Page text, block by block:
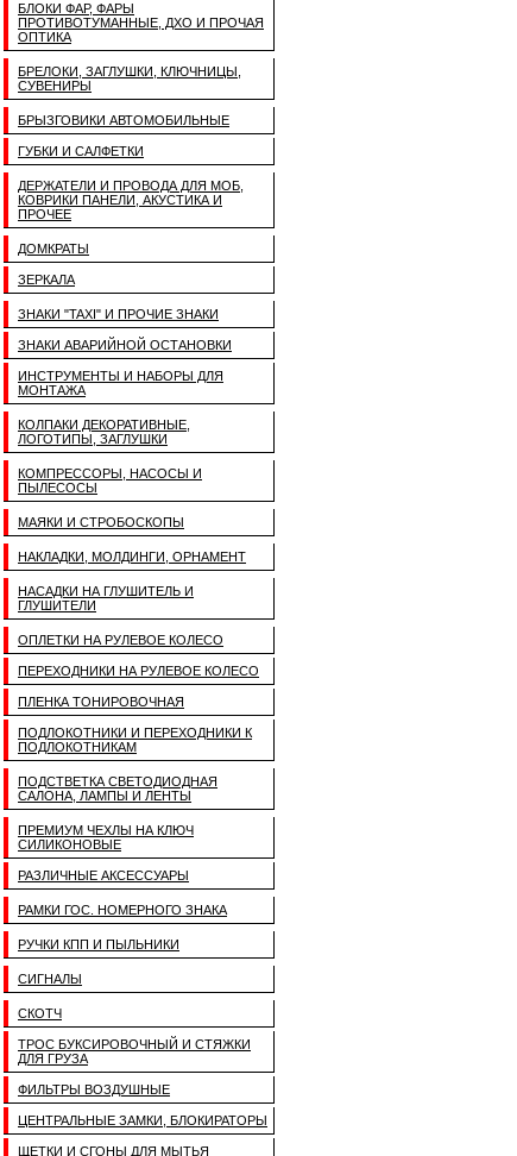
БЛОКИ ФАР, ФАРЫ
ПРОТИВОТУМАННЫЕ, ДХО И ПРОЧАЯ
ОПТИКА
БРЕЛОКИ, ЗАГЛУШКИ, КЛЮЧНИЦЫ,
СУВЕНИРЫ
БРЫЗГОВИКИ АВТОМОБИЛЬНЫЕ
ГУБКИ И САЛФЕТКИ
ДЕРЖАТЕЛИ И ПРОВОДА ДЛЯ МОБ,
КОВРИКИ ПАНЕЛИ, АКУСТИКА И
ПРОЧЕЕ
ДОМКРАТЫ
ЗЕРКАЛА
ЗНАКИ "TAXI" И ПРОЧИЕ ЗНАКИ
ЗНАКИ АВАРИЙНОЙ ОСТАНОВКИ
ИНСТРУМЕНТЫ И НАБОРЫ ДЛЯ
МОНТАЖА
КОЛПАКИ ДЕКОРАТИВНЫЕ,
ЛОГОТИПЫ, ЗАГЛУШКИ
КОМПРЕССОРЫ, НАСОСЫ И
ПЫЛЕСОСЫ
МАЯКИ И СТРОБОСКОПЫ
НАКЛАДКИ, МОЛДИНГИ, ОРНАМЕНТ
НАСАДКИ НА ГЛУШИТЕЛЬ И
ГЛУШИТЕЛИ
ОПЛЕТКИ НА РУЛЕВОЕ КОЛЕСО
ПЕРЕХОДНИКИ НА РУЛЕВОЕ КОЛЕСО
ПЛЕНКА ТОНИРОВОЧНАЯ
ПОДЛОКОТНИКИ И ПЕРЕХОДНИКИ К
ПОДЛОКОТНИКАМ
ПОДСТВЕТКА СВЕТОДИОДНАЯ
САЛОНА, ЛАМПЫ И ЛЕНТЫ
ПРЕМИУМ ЧЕХЛЫ НА КЛЮЧ
СИЛИКОНОВЫЕ
РАЗЛИЧНЫЕ АКСЕССУАРЫ
РАМКИ ГОС. НОМЕРНОГО ЗНАКА
РУЧКИ КПП И ПЫЛЬНИКИ
СИГНАЛЫ
СКОТЧ
ТРОС БУКСИРОВОЧНЫЙ И СТЯЖКИ
ДЛЯ ГРУЗА
ФИЛЬТРЫ ВОЗДУШНЫЕ
ЦЕНТРАЛЬНЫЕ ЗАМКИ, БЛОКИРАТОРЫ
ЩЕТКИ И СГОНЫ ДЛЯ МЫТЬЯ